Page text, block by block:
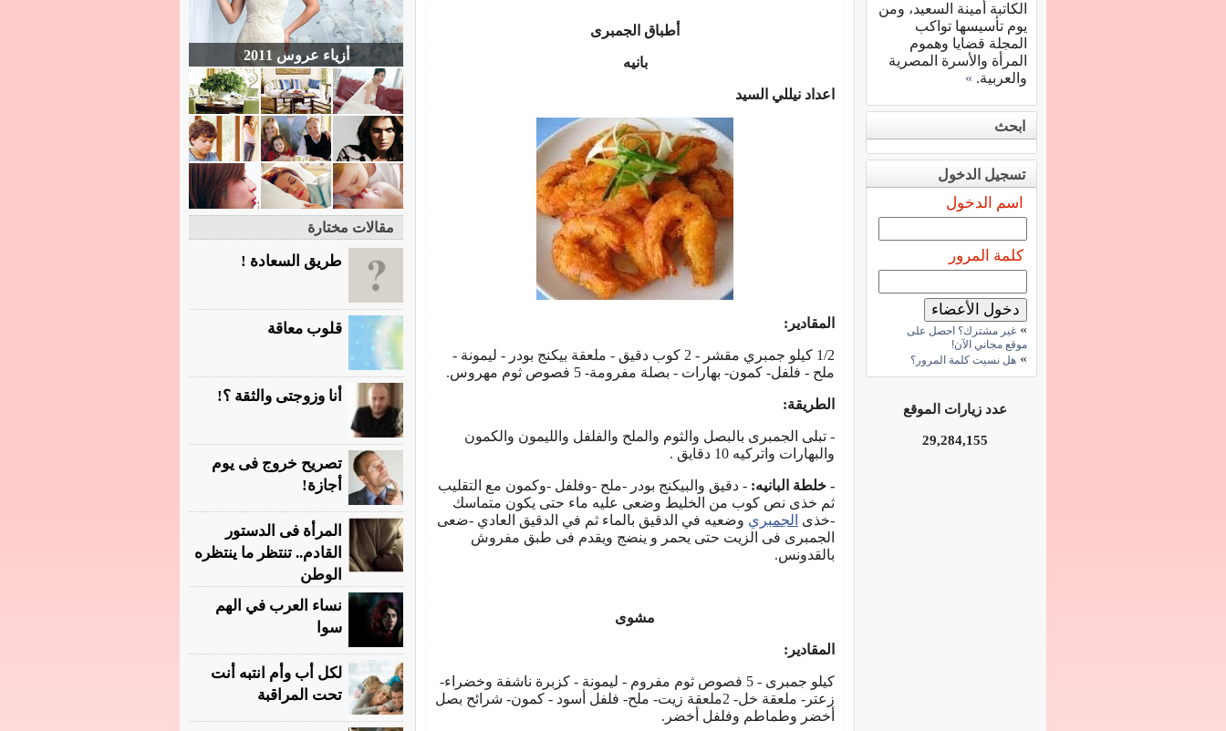
أطباق الجمبرى
بانيه
اعداد نيللي السيد
المقادير:
1/2 كيلو جمبري مقشر - 2 كوب دقيق - ملعقة بيكنج بودر - ليمونة -
ملح - فلفل- كمون- بهارات - بصلة مفرومة- 5 فصوص ثوم مهروس.
الطريقة:
- تبلى الجمبرى بالبصل والثوم والملح والفلفل والليمون والكمون
والبهارات واتركيه 10 دقايق .
- خلطة البانيه: - دقيق والبيكنج بودر -ملح -وفلفل -وكمون مع التقليب
ثم خذى نص كوب من الخليط وضعى عليه ماء حتى يكون متماسك
-خذى الجمبري وضعيه في الدقيق بالماء ثم في الدقيق العادي -ضعى
الجمبرى فى الزيت حتى يحمر و ينضج ويقدم فى طبق مفروش
بالقدونس.
مشوى
المقادير:
كيلو جمبرى - 5 فصوص ثوم مفروم - ليمونة - كزبرة ناشفة وخضراء-
زعتر- ملعقة خل- 2ملعقة زيت- ملح- فلفل أسود - كمون- شرائح بصل
أخضر وطماطم وفلفل أخضر.
الكاتبة أمينة السعيد، ومن
يوم تأسيسها تواكب
المجلة قضايا وهموم
المرأة والأسرة المصرية
والعربية. »
ابحث
تسجيل الدخول
اسم الدخول
كلمة المرور
» غير مشترك؟ احصل على
موقع مجاني الآن!
» هل نسيت كلمة المرور؟
عدد زيارات الموقع
29,284,155
أزياء عروس 2011
مقالات مختارة
طريق السعادة !
قلوب معاقة
أنا وزوجتى والثقة ؟!
تصريح خروج فى يوم
أجازة!
المرأة فى الدستور
القادم.. تنتظر ما ينتظره
الوطن
نساء العرب في الهم
سوا
لكل أب وأم انتبه أنت
تحت المراقبة